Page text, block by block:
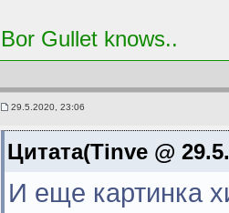
Bor Gullet knows..
29.5.2020, 23:06
Цитата(Tinve @
И еще картинка